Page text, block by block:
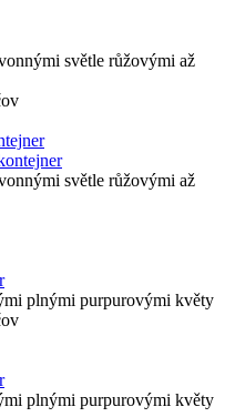
světle růžovými až
světle růžovými až
plnými purpurovými květy
plnými purpurovými květy